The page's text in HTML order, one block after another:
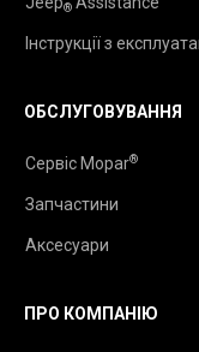
®
Інструкції з
ОБСЛУГОВУВАННЯ
Сервіс Mopar®
Запчастини
Аксесуари
ПРО КОМПАНІЮ